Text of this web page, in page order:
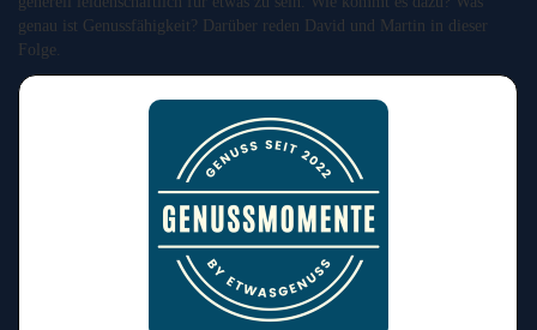
genau ist Genussfähigkeit? Darüber reden David und Martin in dieser
Folge.